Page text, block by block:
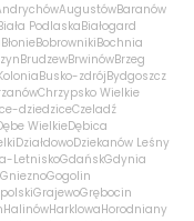
AugustówBaranów
PodlaskaBiałogard
BłonieBobrownikiBochnia
BrudzewBrwinówBrzeg
Busko-zdrójBydgoszcz
Chrzypsko Wielkie
dziedziceCzeladź
WielkieDębica
DziałdowoDziekanów Leśny
LetniskoGdańskGdynia
GnieznoGogolin
GrajewoGrębocin
HalinówHarklowaHorodniany